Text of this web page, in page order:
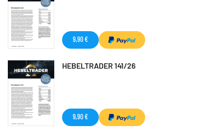
9,90 €
HEBELTRADER 141/26
9,90 €